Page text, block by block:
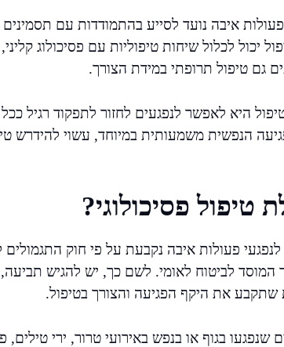
פעולות איבה נועד לסייע בהתמודדות עם
גם טיפול תרופתי במידת הצורך.
היא לאפשר לנפגעים לחזור לתפקוד רגיל
הנפשית משמעותית במיוחד, עשוי להידרש
טיפול פסיכולוגי?
לנפגעי פעולות איבה נקבעת על פי חוק
המוסד לביטוח לאומי. לשם כך, יש להגיש
שתקבע את היקף הפגיעה והצורך בטיפול.
שנפגעו בגוף או בנפש באירועי טרור, ירי טילים,